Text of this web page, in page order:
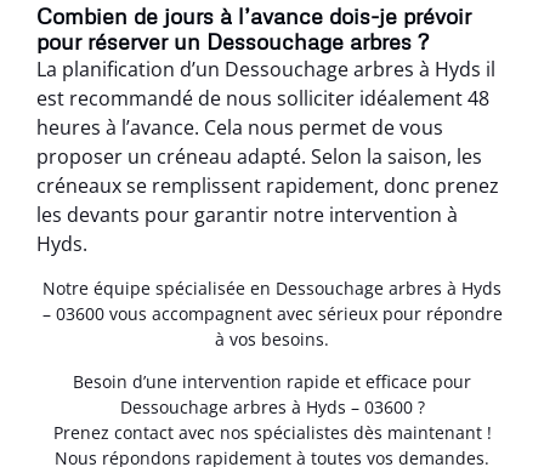
Combien de jours à l’avance dois-je prévoir
pour réserver un Dessouchage arbres ?
La planification d’un Dessouchage arbres à Hyds il
est recommandé de nous solliciter idéalement 48
heures à l’avance. Cela nous permet de vous
proposer un créneau adapté. Selon la saison, les
créneaux se remplissent rapidement, donc prenez
les devants pour garantir notre intervention à
Hyds.
Notre équipe spécialisée en Dessouchage arbres à Hyds
– 03600 vous accompagnent avec sérieux pour répondre
à vos besoins.
Besoin d’une intervention rapide et efficace pour
Dessouchage arbres à Hyds – 03600 ?
Prenez contact avec nos spécialistes dès maintenant !
Nous répondons rapidement à toutes vos demandes.